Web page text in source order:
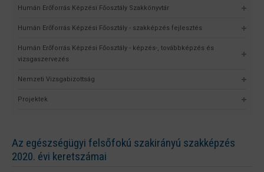
Humán Erőforrás Képzési Főosztály Szakkönyvtár
Humán Erőforrás Képzési Főosztály - szakképzés fejlesztés
Humán Erőforrás Képzési Főosztály - képzés-, továbbképzés és
vizsgaszervezés
Nemzeti Vizsgabizottság
Projektek
Az egészségügyi felsőfokú szakirányú szakképzés
2020. évi keretszámai